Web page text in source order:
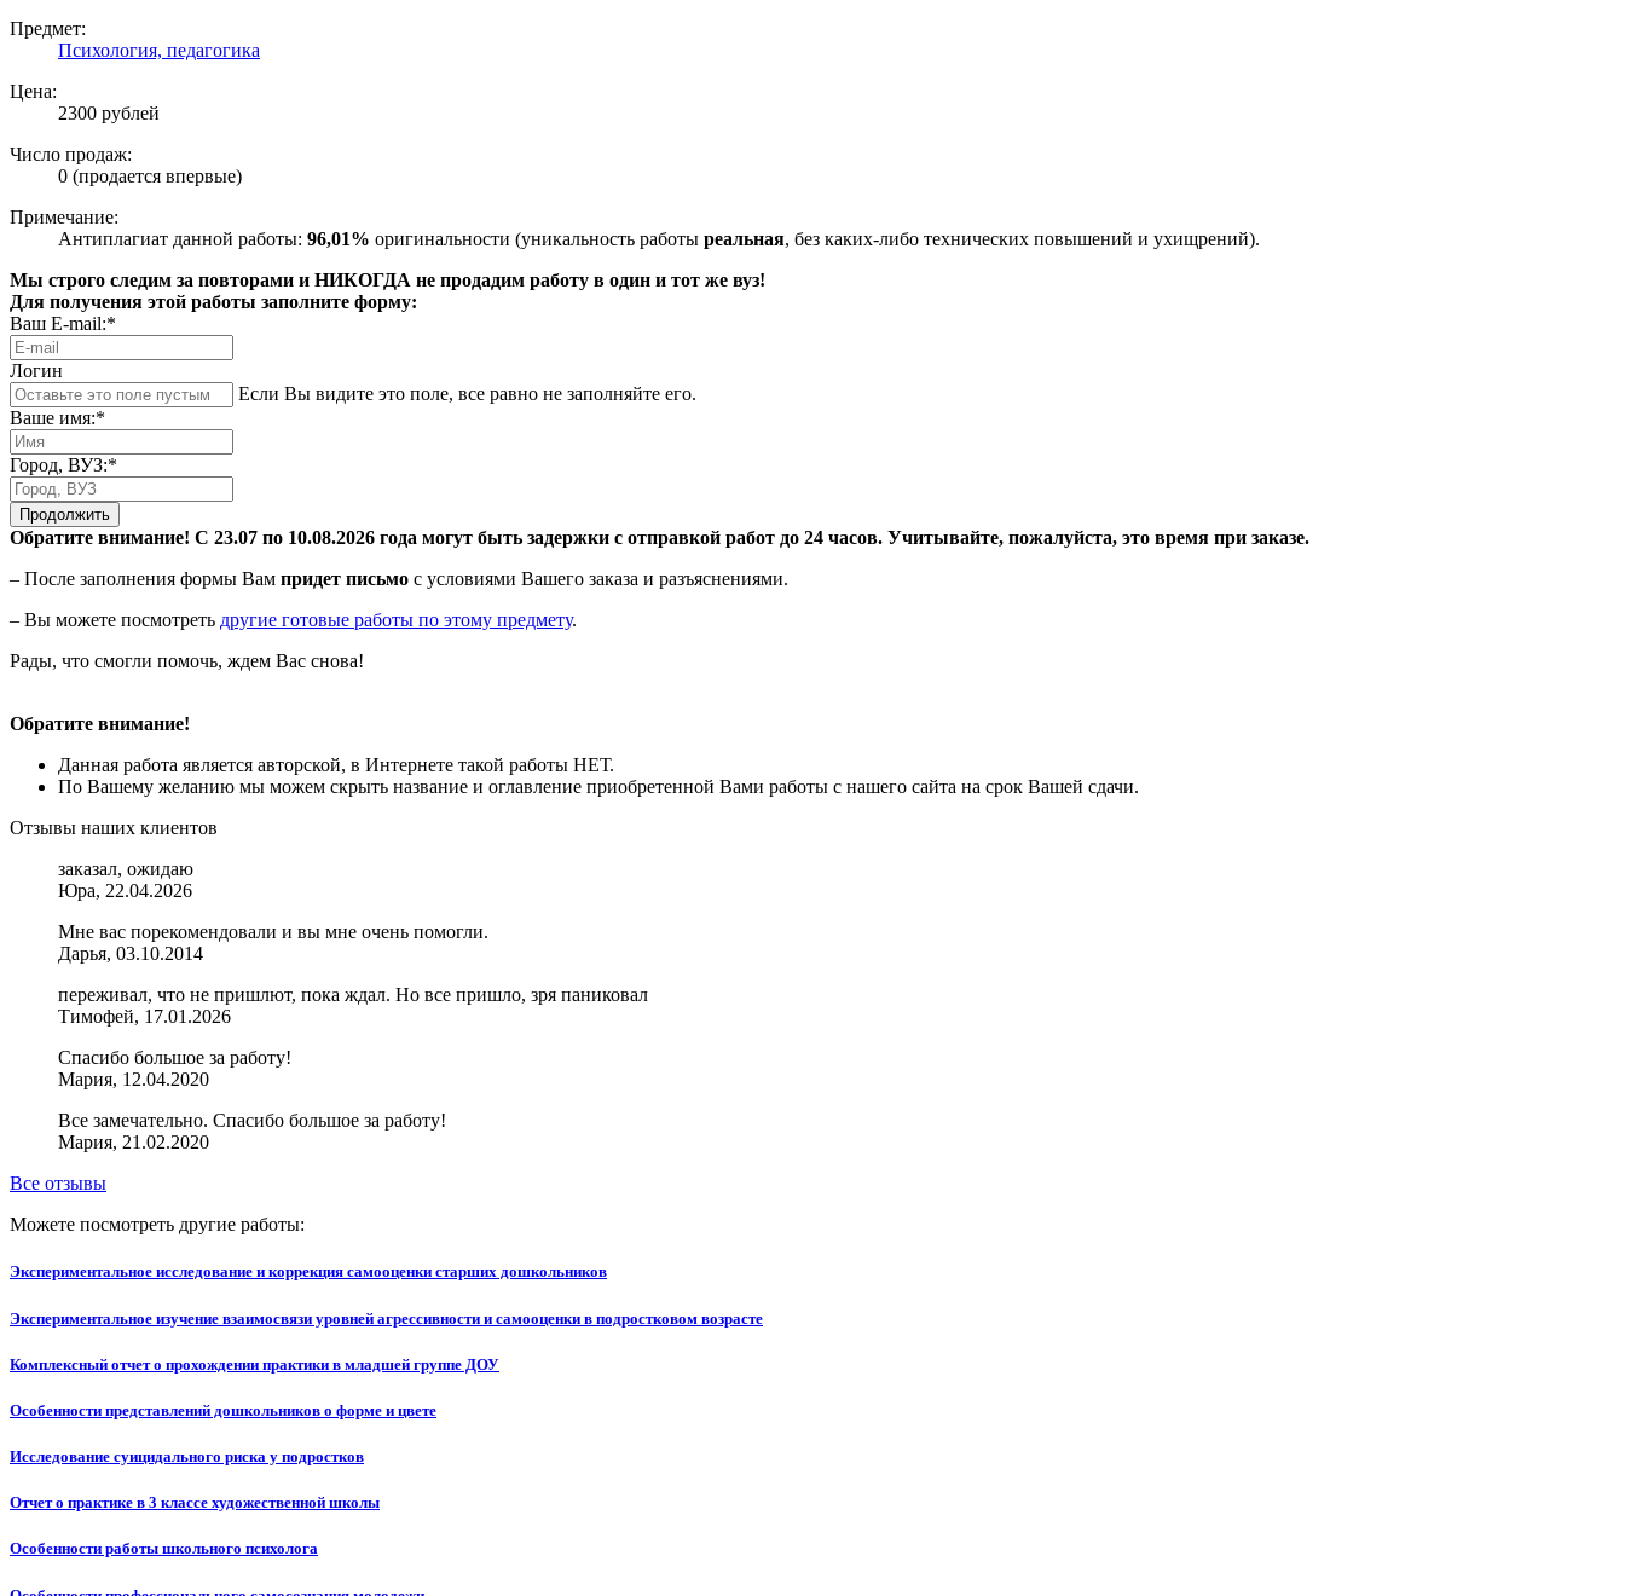
Предмет:
Психология, педагогика
Цена:
2300 рублей
Число продаж:
0 (продается впервые)
Примечание:
Антиплагиат данной работы: 96,01% оригинальности (уникальность работы реальная, без каких-либо технических повышений и ухищрений).
Мы строго следим за повторами и НИКОГДА не продадим работу в один и тот же вуз!
Для получения этой работы заполните форму:
Ваш E-mail:*
Логин
Если Вы видите это поле, все равно не заполняйте его.
Ваше имя:*
Город, ВУЗ:*
Продолжить
Обратите внимание! С 23.07 по 10.08.2026 года могут быть задержки с отправкой работ до 24 часов. Учитывайте, пожалуйста, это время при заказе.
– После заполнения формы Вам придет письмо с условиями Вашего заказа и разъяснениями.
– Вы можете посмотреть другие готовые работы по этому предмету.
Рады, что смогли помочь, ждем Вас снова!
Обратите внимание!
Данная работа является авторской, в Интернете такой работы НЕТ.
По Вашему желанию мы можем скрыть название и оглавление приобретенной Вами работы с нашего сайта на срок Вашей сдачи.
Отзывы наших клиентов
заказал, ожидаю
Юра, 22.04.2026
Мне вас порекомендовали и вы мне очень помогли.
Дарья, 03.10.2014
переживал, что не пришлют, пока ждал. Но все пришло, зря паниковал
Тимофей, 17.01.2026
Спасибо большое за работу!
Мария, 12.04.2020
Все замечательно. Спасибо большое за работу!
Мария, 21.02.2020
Все отзывы
Можете посмотреть другие работы:
Экспериментальное исследование и коррекция самооценки старших дошкольников
Экспериментальное изучение взаимосвязи уровней агрессивности и самооценки в подростковом возрасте
Комплексный отчет о прохождении практики в младшей группе ДОУ
Особенности представлений дошкольников о форме и цвете
Исследование суицидального риска у подростков
Отчет о практике в 3 классе художественной школы
Особенности работы школьного психолога